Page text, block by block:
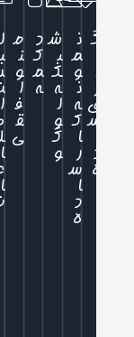
ش
ک
ه
ل
و
و
د
ک
م
ه
م
ن
و
ا
ف
ق
ی
ل
ی
س
ت
آ
ی
ک
ن
ش
ب
ک
ه
ق
ب
ب